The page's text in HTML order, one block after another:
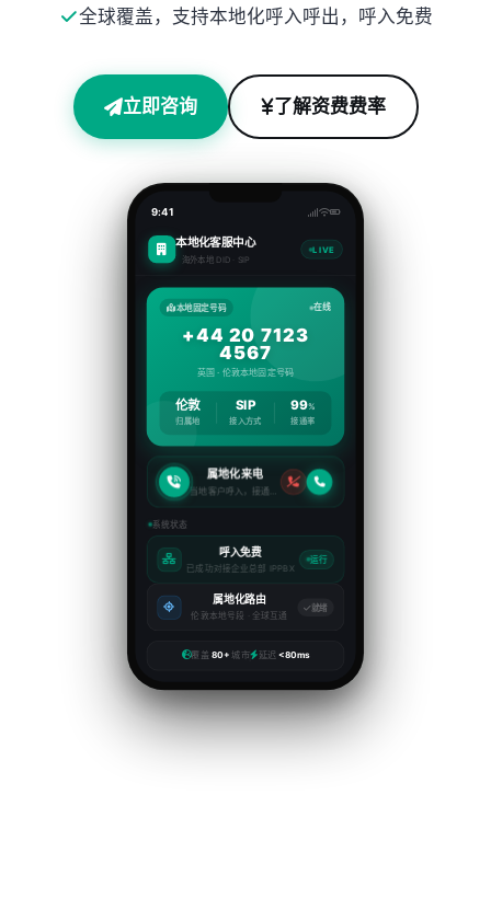
全球覆盖，支持本地化呼入呼出，呼入免费
立即咨询 了解资费费率
9:41
本地化客服中心
海外本地 DID · SIP
LIVE
本地固定号码 在线
+44 20 7123
4567
英国 · 伦敦本地固定号码
伦敦
归属地
SIP
接入方式
99%
接通率
属地化来电
系统状态
呼入免费
已成功对接企业总部 IPPBX
运行
属地化路由
伦敦本地号段 · 全球互通
就绪
覆盖 80+城市 延迟<80ms